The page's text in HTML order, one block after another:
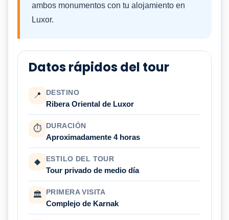
ambos monumentos con tu alojamiento en
Luxor.
Datos rápidos del tour
📍 DESTINO
Ribera Oriental de Luxor
⏱ DURACIÓN
Aproximadamente 4 horas
◆ ESTILO DEL TOUR
Tour privado de medio día
🏛 PRIMERA VISITA
Complejo de Karnak